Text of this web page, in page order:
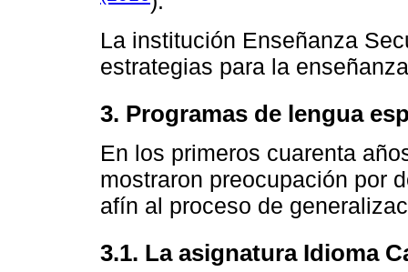
La institución Enseñanza
estrategias para la
3. Programas de lengua
En los primeros cuarenta
mostraron preocupación por
afín al proceso de
3.1. La asignatura Idioma